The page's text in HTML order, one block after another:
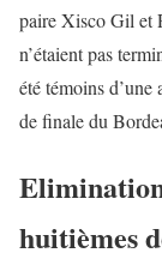
paire Xisco Gil et
n’étaient pas
été témoins
de finale du
huitièmes